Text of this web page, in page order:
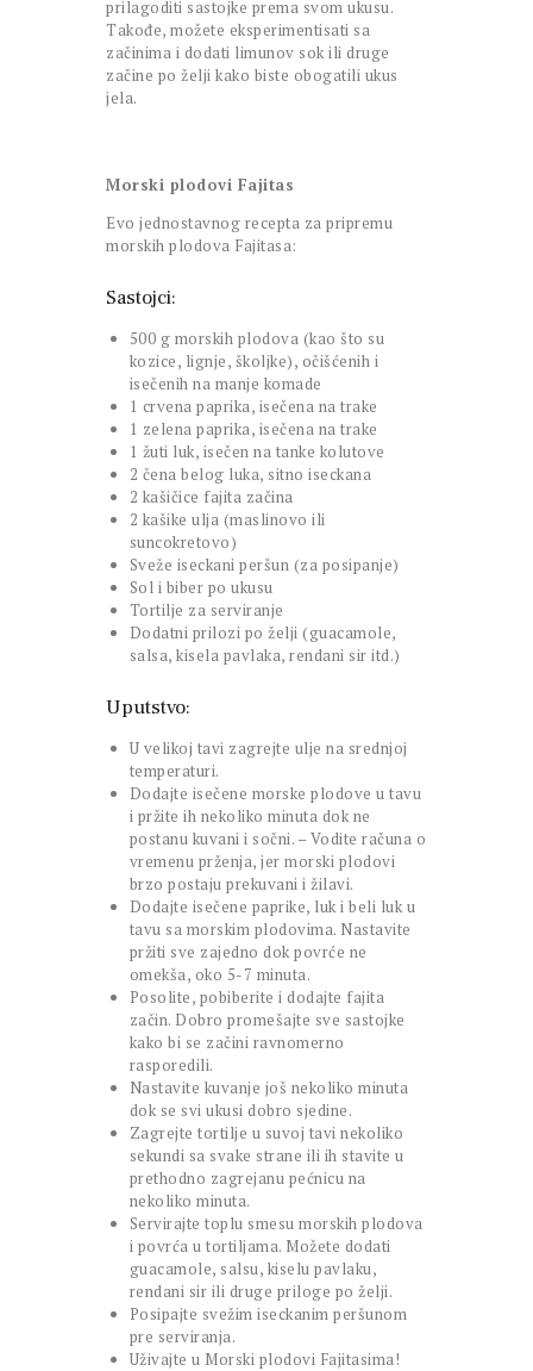
prilagoditi sastojke prema svom ukusu.
Takođe, možete eksperimentisati sa
začinima i dodati limunov sok ili druge
začine po želji kako biste obogatili ukus
jela.
Morski plodovi Fajitas
Evo jednostavnog recepta za pripremu
morskih plodova Fajitasa:
Sastojci:
500 g morskih plodova (kao što su
kozice, lignje, školjke), očišćenih i
isečenih na manje komade
1 crvena paprika, isečena na trake
1 zelena paprika, isečena na trake
1 žuti luk, isečen na tanke kolutove
2 čena belog luka, sitno iseckana
2 kašičice fajita začina
2 kašike ulja (maslinovo ili
suncokretovo)
Sveže iseckani peršun (za posipanje)
Sol i biber po ukusu
Tortilje za serviranje
Dodatni prilozi po želji (guacamole,
salsa, kisela pavlaka, rendani sir itd.)
Uputstvo:
U velikoj tavi zagrejte ulje na srednjoj
temperaturi.
Dodajte isečene morske plodove u tavu
i pržite ih nekoliko minuta dok ne
postanu kuvani i sočni. – Vodite računa o
vremenu prženja, jer morski plodovi
brzo postaju prekuvani i žilavi.
Dodajte isečene paprike, luk i beli luk u
tavu sa morskim plodovima. Nastavite
pržiti sve zajedno dok povrće ne
omekša, oko 5-7 minuta.
Posolite, pobiberite i dodajte fajita
začin. Dobro promešajte sve sastojke
kako bi se začini ravnomerno
rasporedili.
Nastavite kuvanje još nekoliko minuta
dok se svi ukusi dobro sjedine.
Zagrejte tortilje u suvoj tavi nekoliko
sekundi sa svake strane ili ih stavite u
prethodno zagrejanu pećnicu na
nekoliko minuta.
Servirajte toplu smesu morskih plodova
i povrća u tortiljama. Možete dodati
guacamole, salsu, kiselu pavlaku,
rendani sir ili druge priloge po želji.
Posipajte svežim iseckanim peršunom
pre serviranja.
Uživajte u Morski plodovi Fajitasima!